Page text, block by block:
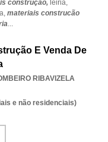
construção, leiria,
materiais construcão
...
E Venda De
RIBAVIZELA
e não residenciais)